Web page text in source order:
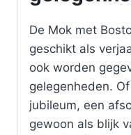
De Mok met
geschikt als
ook worden
gelegenheden.
jubileum, een
gewoon als blijk